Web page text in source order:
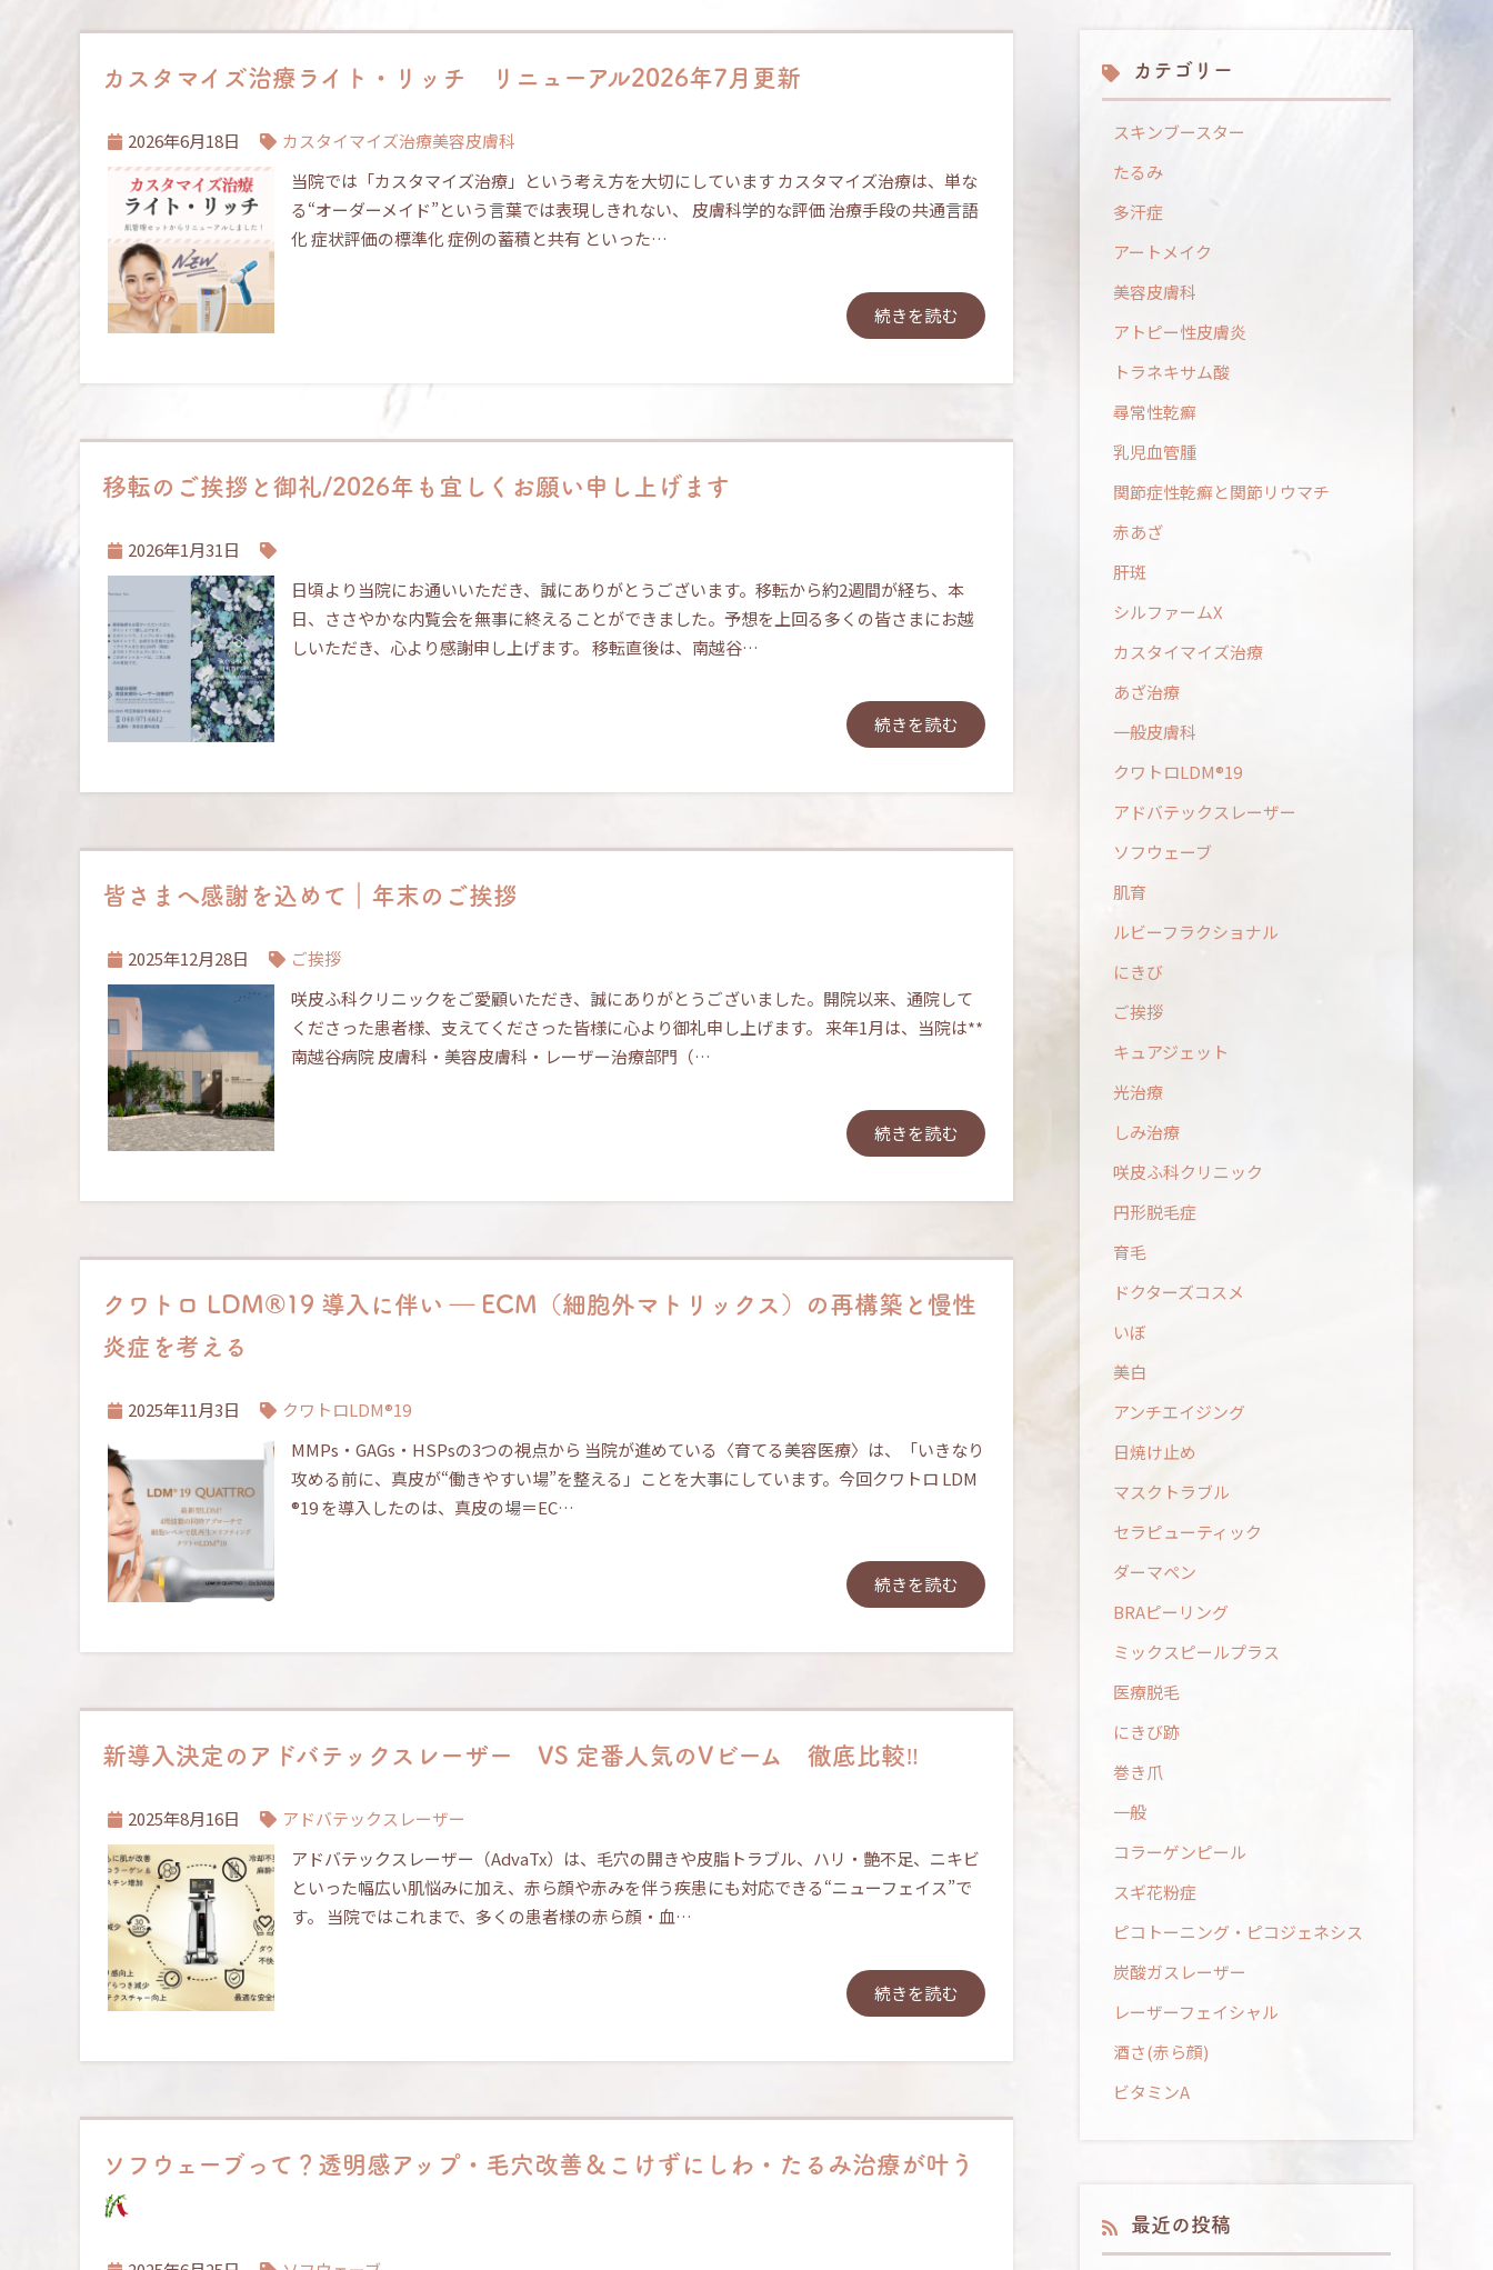
カスタマイズ治療ライト・リッチ リニューアル2026年7月更新
2026年6月18日 カスタイマイズ治療美容皮膚科
当院では「カスタマイズ治療」という考え方を大切にしています カスタマイズ治療は、単な
る“オーダーメイド”という言葉では表現しきれない、 皮膚科学的な評価 治療手段の共通言語
化 症状評価の標準化 症例の蓄積と共有 といった…
続きを読む
移転のご挨拶と御礼/2026年も宜しくお願い申し上げます
2026年1月31日
日頃より当院にお通いいただき、誠にありがとうございます。移転から約2週間が経ち、本
日、ささやかな内覧会を無事に終えることができました。予想を上回る多くの皆さまにお越
しいただき、心より感謝申し上げます。 移転直後は、南越谷…
続きを読む
皆さまへ感謝を込めて｜年末のご挨拶
2025年12月28日
ご挨拶
咲皮ふ科クリニックをご愛顧いただき、誠にありがとうございました。開院以来、通院して
くださった患者様、支えてくださった皆様に心より御礼申し上げます。 来年1月は、当院は**
南越谷病院 皮膚科・美容皮膚科・レーザー治療部門（…
続きを読む
クワトロ LDM®19 導入に伴い ― ECM（細胞外マトリックス）の再構築と慢性
炎症を考える
2025年11月3日
クワトロLDM®19
MMPs・GAGs・HSPsの3つの視点から 当院が進めている〈育てる美容医療〉は、「いきなり
攻める前に、真皮が“働きやすい場”を整える」ことを大事にしています。今回クワトロ LDM
®19 を導入したのは、真皮の場＝EC…
続きを読む
新導入決定のアドバテックスレーザー VS 定番人気のVビーム 徹底比較‼
2025年8月16日
アドバテックスレーザー
アドバテックスレーザー（AdvaTx）は、毛穴の開きや皮脂トラブル、ハリ・艶不足、ニキビ
といった幅広い肌悩みに加え、赤ら顔や赤みを伴う疾患にも対応できる“ニューフェイス”で
す。 当院ではこれまで、多くの患者様の赤ら顔・血…
続きを読む
ソフウェーブって？透明感アップ・毛穴改善＆こけずにしわ・たるみ治療が叶う
カテゴリー
スキンブースター
たるみ
多汗症
アートメイク
美容皮膚科
アトピー性皮膚炎
トラネキサム酸
尋常性乾癬
乳児血管腫
関節症性乾癬と関節リウマチ
赤あざ
肝斑
シルファームX
カスタイマイズ治療
あざ治療
一般皮膚科
クワトロLDM®19
アドバテックスレーザー
ソフウェーブ
肌育
ルビーフラクショナル
にきび
ご挨拶
キュアジェット
光治療
しみ治療
咲皮ふ科クリニック
円形脱毛症
育毛
ドクターズコスメ
いぼ
美白
アンチエイジング
日焼け止め
マスクトラブル
セラピューティック
ダーマペン
BRAピーリング
ミックスピールプラス
医療脱毛
にきび跡
巻き爪
一般
コラーゲンピール
スギ花粉症
ピコトーニング・ピコジェネシス
炭酸ガスレーザー
レーザーフェイシャル
酒さ(赤ら顔)
ビタミンA
最近の投稿